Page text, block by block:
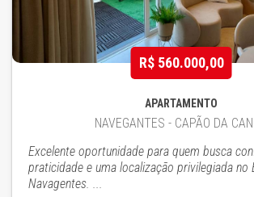
R$ 560.000,00
APARTAMENTO
NAVEGANTES - CAPÃO DA
Excelente oportunidade para quem busca
praticidade e uma localização privilegiada no
Navagentes. ...